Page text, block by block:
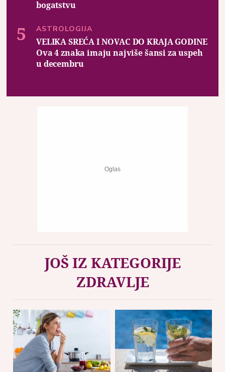
bogatstvu
ASTROLOGIJA
VELIKA SREĆA I NOVAC DO KRAJA GODINE
Ova 4 znaka imaju najviše šansi za uspeh
u decembru
JOŠ IZ KATEGORIJE
ZDRAVLJE